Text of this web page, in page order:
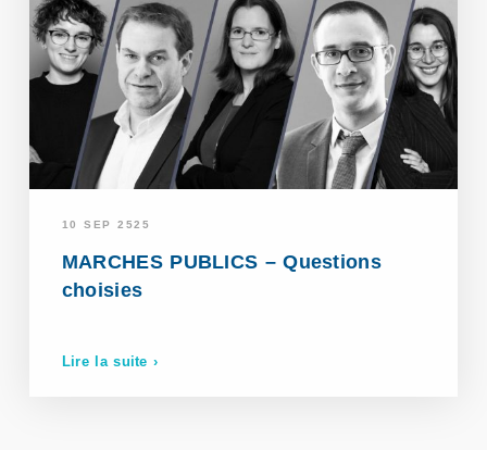
10 SEP 2525
MARCHES PUBLICS – Questions
choisies
Lire la suite ›